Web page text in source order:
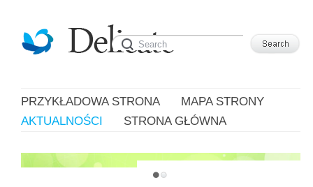
PRZYKŁADOWA STRONA
MAPA STRONY
AKTUALNOŚCI
STRONA GŁÓWNA
JUST ANOTHER WORDPRESS SITE